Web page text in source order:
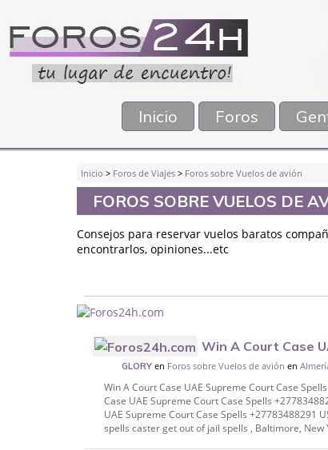
Inicio Foros
Inicio > Foros de Viajes > Foros sobre Vuelos de avión
FOROS SOBRE VUELOS DE
Consejos para reservar vuelos baratos
encontrarlos, opiniones...etc
Win A Court Case
+27783488291 USA WIN COURT
GLORY en Foros sobre Vuelos de avión en
Win A Court Case UAE Supreme Court Case
Case UAE Supreme Court Case Spells
UAE Supreme Court Case Spells +27783488291
spells caster get out of jail spells , Baltimore, New